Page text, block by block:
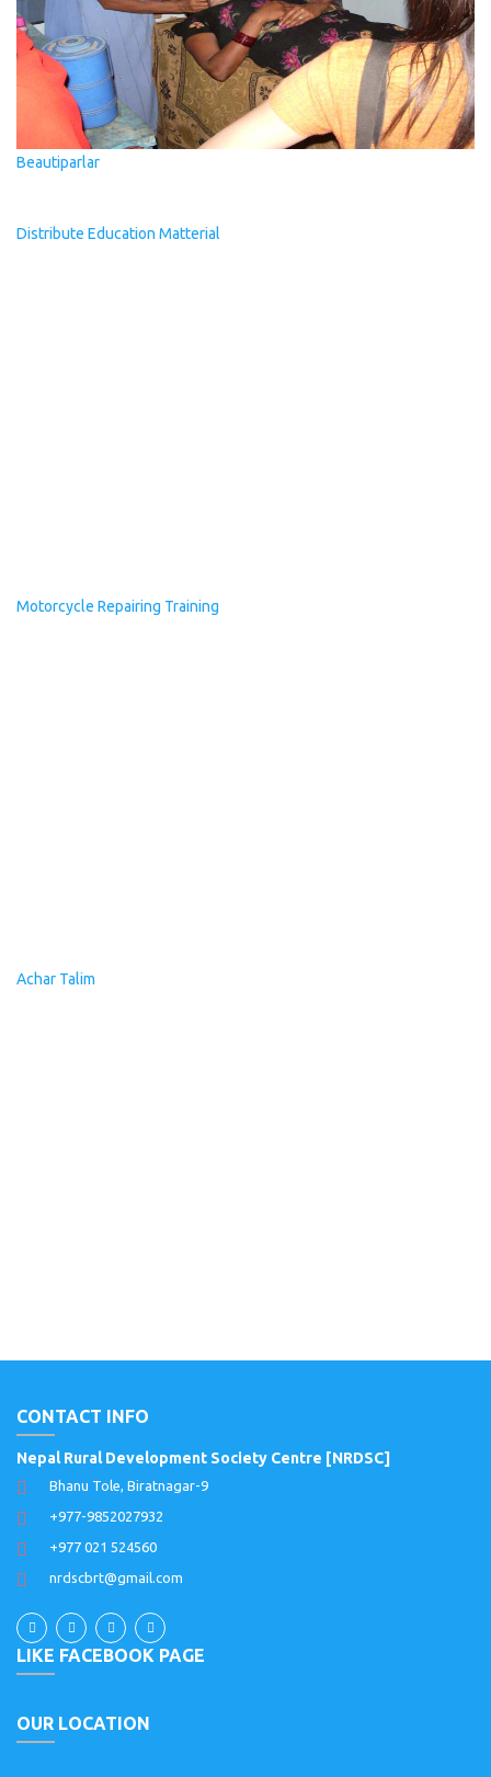
Beautiparlar
Distribute Education Matterial
Motorcycle Repairing Training
Achar Talim
CONTACT INFO
Nepal Rural Development Society Centre [NRDSC]
Bhanu Tole, Biratnagar-9
+977-9852027932
+977 021 524560
nrdscbrt@gmail.com
LIKE FACEBOOK PAGE
OUR LOCATION